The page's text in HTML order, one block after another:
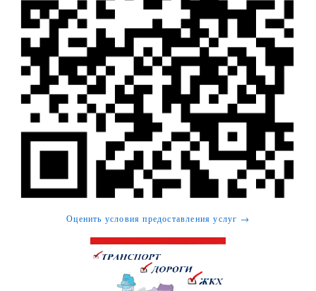
Оценить условия предоставления услуг →